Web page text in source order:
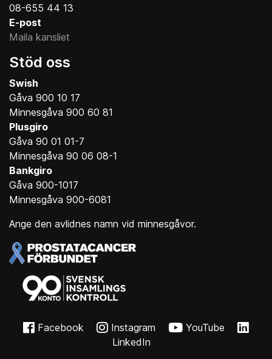
08-655 44 13
E-post
Maila kansliet
Stöd oss
Swish
Gåva 900 10 17
Minnesgåva 900 60 81
Plusgiro
Gåva 90 01 01-7
Minnesgåva 90 06 08-1
Bankgiro
Gåva 900-1017
Minnesgåva 900-6081
Ange den avlidnes namn vid minnesgåvor.
Facebook Instagram
YouTube
LinkedIn